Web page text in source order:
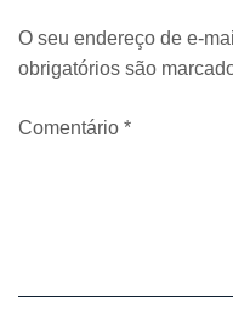
O seu endereço de e-
obrigatórios são
Comentário *